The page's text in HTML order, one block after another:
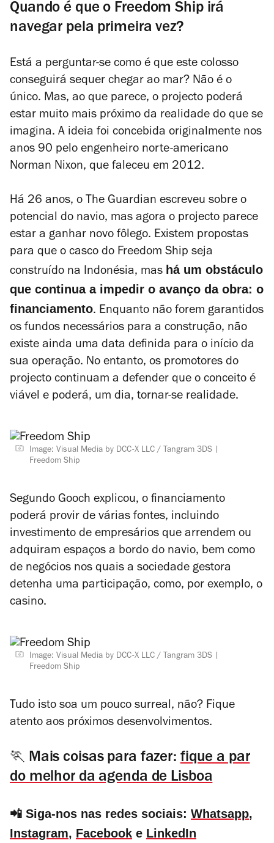
Quando é que o Freedom Ship irá
navegar pela primeira vez?
Está a perguntar-se como é que este colosso
conseguirá sequer chegar ao mar? Não é o
único. Mas, ao que parece, o projecto poderá
estar muito mais próximo da realidade do que se
imagina. A ideia foi concebida originalmente nos
anos 90 pelo engenheiro norte-americano
Norman Nixon, que faleceu em 2012.
Há 26 anos, o The Guardian escreveu sobre o
potencial do navio, mas agora o projecto parece
estar a ganhar novo fôlego. Existem propostas
para que o casco do Freedom Ship seja
construído na Indonésia, mas há um obstáculo
que continua a impedir o avanço da obra: o
financiamento. Enquanto não forem garantidos
os fundos necessários para a construção, não
existe ainda uma data definida para o início da
sua operação. No entanto, os promotores do
projecto continuam a defender que o conceito é
viável e poderá, um dia, tornar-se realidade.
Image: Visual Media by DCC-X LLC / Tangram 3DS
Freedom Ship
Segundo Gooch explicou, o financiamento
poderá provir de várias fontes, incluindo
investimento de empresários que arrendem ou
adquiram espaços a bordo do navio, bem como
de negócios nos quais a sociedade gestora
detenha uma participação, como, por exemplo, o
casino.
Image: Visual Media by DCC-X LLC / Tangram 3DS
Freedom Ship
Tudo isto soa um pouco surreal, não? Fique
atento aos próximos desenvolvimentos.
🏃 Mais coisas para fazer:fique a par
do melhor da agenda de Lisboa
📲 Siga-nos nas redes sociais: Whatsapp,
Instagram, Facebook e LinkedIn